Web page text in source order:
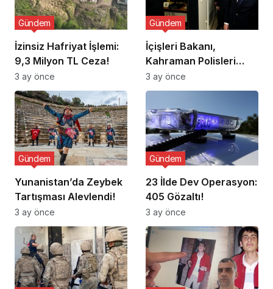
İzinsiz Hafriyat İşlemi:
9,3 Milyon TL Ceza!
Gündem
3 ay önce
İçişleri Bakanı,
Kahraman Polisleri
Ziyaret Etti
Gündem
3 ay önce
Yunanistan’da Zeybek
Tartışması Alevlendi!
Gündem
3 ay önce
23 İlde Dev Operasyon:
405 Gözaltı!
Gündem
3 ay önce